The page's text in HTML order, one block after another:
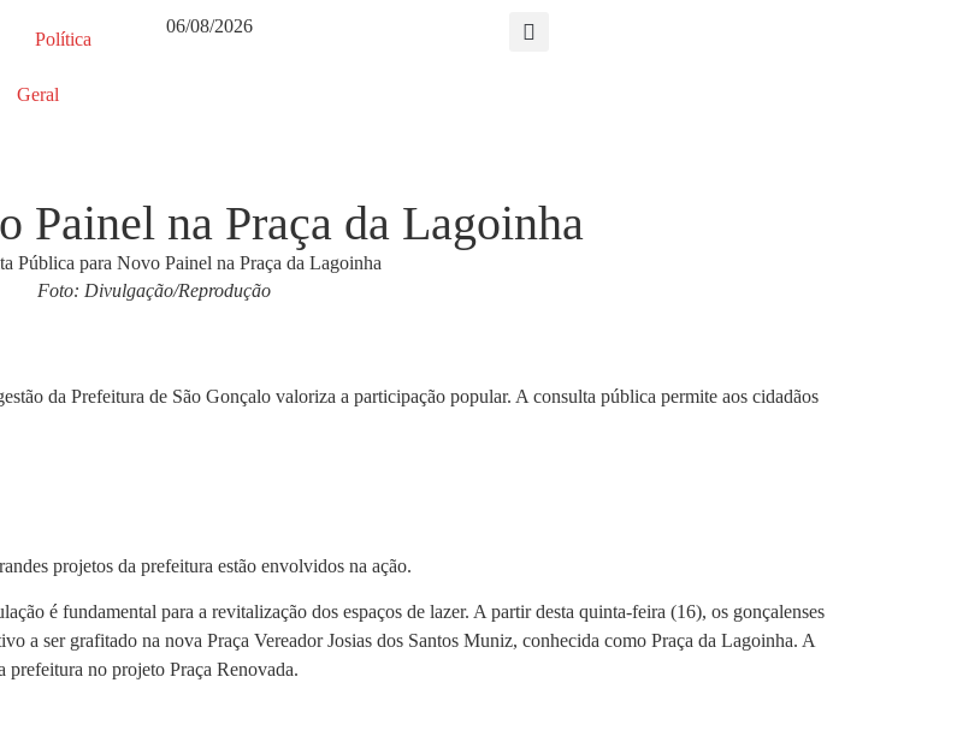
Política
Geral
06/08/2026
Painel na Praça da Lagoinha
Foto: Divulgação/Reprodução
da Prefeitura de São Gonçalo valoriza a participação popular. A consulta pública permite aos cidadãos
projetos da prefeitura estão envolvidos na ação.
é fundamental para a revitalização dos espaços de lazer. A partir desta quinta-feira (16), os gonçalenses
a ser grafitado na nova Praça Vereador Josias dos Santos Muniz, conhecida como Praça da Lagoinha. A
prefeitura no projeto Praça Renovada.